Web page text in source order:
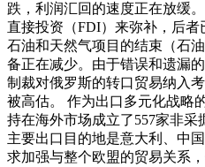
跌，利润汇回的速度正在放缓
直接投资（FDI）来弥补，后
石油和天然气项目的结束（石
备正在减少。由于错误和遗漏
制裁对俄罗斯的转口贸易纳入
被高估。 作为出口多元化战略
持在海外市场成立了557家非
主要出口目的地是意大利、中
求加强与整个欧盟的贸易关系